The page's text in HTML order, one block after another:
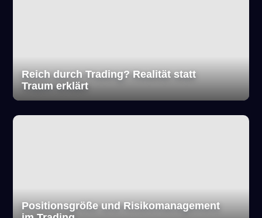
Reich durch Trading? Realität statt
Traum erklärt
Positionsgröße und Risikomanagement